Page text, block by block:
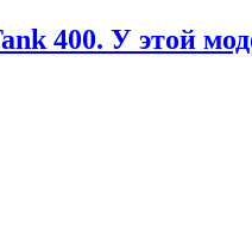
400. У этой